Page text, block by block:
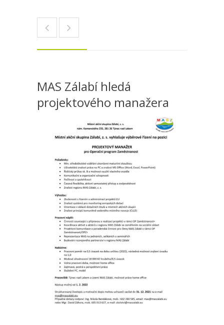
MAS Zálabí hledá
projektového manažera